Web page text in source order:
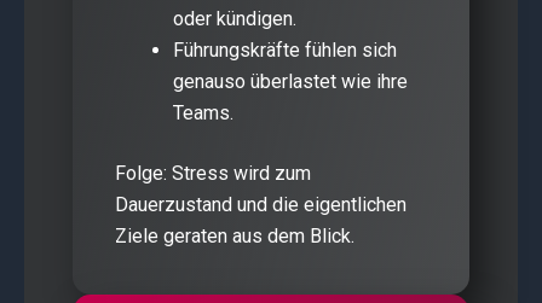
oder kündigen.
Führungskräfte fühlen sich
genauso überlastet wie ihre
Teams.
Folge: Stress wird zum
Dauerzustand und die eigentlichen
Ziele geraten aus dem Blick.